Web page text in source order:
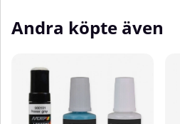
Andra köpte även